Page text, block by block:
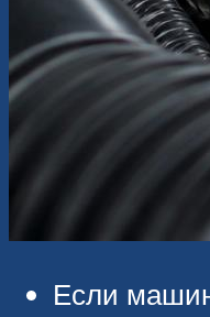
Если